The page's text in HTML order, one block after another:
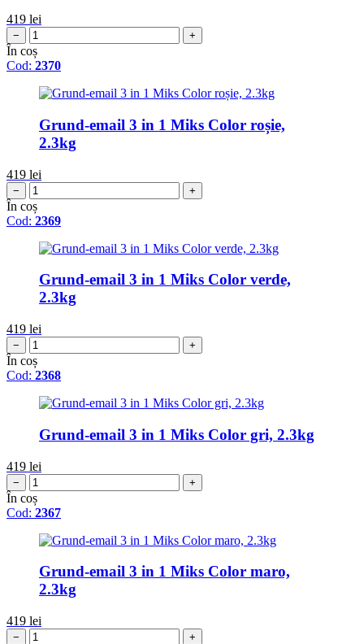
419 lei
− +
În coș
Cod: 2370
Grund-email 3 in 1 Miks Color roșie,
2.3kg
419 lei
− +
În coș
Cod: 2369
Grund-email 3 in 1 Miks Color verde,
2.3kg
419 lei
− +
În coș
Cod: 2368
Grund-email 3 in 1 Miks Color gri, 2.3kg
419 lei
− +
În coș
Cod: 2367
Grund-email 3 in 1 Miks Color maro,
2.3kg
419 lei
− +